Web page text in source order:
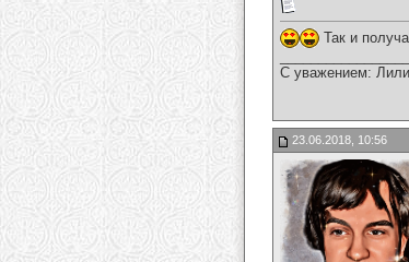
Так и
С уважением:
23.06.2018, 10:56